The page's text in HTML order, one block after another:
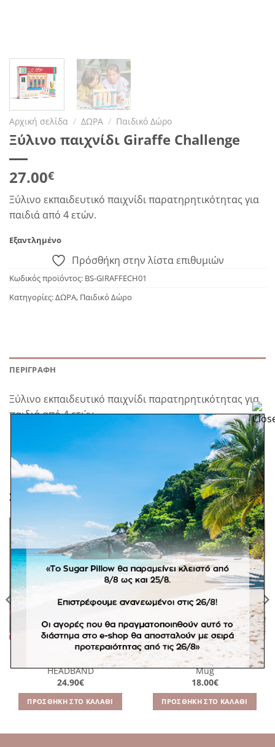
Αρχική σελίδα / ΔΩΡΑ / Παιδικό Δώρο
Ξύλινο παιχνίδι Giraffe Challenge
27.00€
Ξύλινο εκπαιδευτικό παιχνίδι παρατηρητικότητας για
παιδιά από 4 ετών.
Εξαντλημένο
Πρόσθήκη στην λίστα επιθυμιών
Κωδικός προϊόντος: BS-GIRAFFECH01
Κατηγορίες:ΔΩΡΑ, Παιδικό Δώρο
ΠΕΡΙΓΡΑΦΉ
Ξύλινο εκπαιδευτικό παιχνίδι παρατηρητικότητας για
παιδιά από 4 ετών.
ΣΧΕΤΙΚΆ ΠΡΟΪΌΝΤΑ
Πρόσθήκη
στην
λίστα
επιθυμιών
ΑΞΕΣΟΥΆΡ
CONFETTI PITAYA GREEN
HEADBAND
24.90€
ΠΡΟΣΘΉΚΗ ΣΤΟ ΚΑΛΆΘΙ
Πρόσθήκη
στην
λίστα
επιθυμιών
ΔΩΡΑ
Handmade Ceramic Love
Mug
18.00€
ΠΡΟΣΘΉΚΗ ΣΤΟ ΚΑΛΆΘΙ